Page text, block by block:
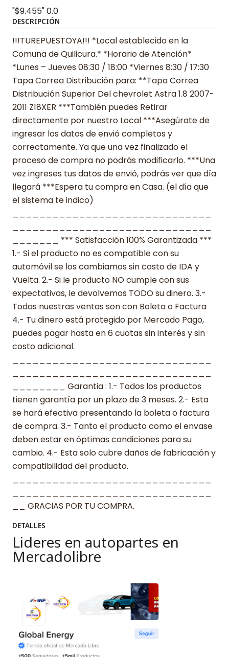
"$9.455"0.0
DESCRIPCIÓN
!!!TUREPUESTOYA!!! *Local establecido en la
Comuna de Quilicura.* *Horario de Atención*
*Lunes – Jueves 08:30 / 18:00 *Viernes 8:30 / 17:30
Tapa Correa Distribución para: **Tapa Correa
Distribución Superior Del chevrolet Astra 1.8 2007-
2011 Z18XER ***También puedes Retirar
directamente por nuestro Local ***Asegúrate de
ingresar los datos de envió completos y
correctamente. Ya que una vez finalizado el
proceso de compra no podrás modificarlo. ***Una
vez ingreses tus datos de envió, podrás ver que día
llegará ***Espera tu compra en Casa. (el día que
el sistema te indico)
_______ *** Satisfacción 100% Garantizada ***
1.- Si el producto no es compatible con su
automóvil se los cambiamos sin costo de IDA y
Vuelta. 2.- Si le producto NO cumple con sus
expectativas, le devolvemos TODO su dinero. 3.-
Todas nuestras ventas son con Boleta o Factura
4.- Tu dinero está protegido por Mercado Pago,
puedes pagar hasta en 6 cuotas sin interés y sin
costo adicional.
________ Garantia : 1.- Todos los productos
tienen garantía por un plazo de 3 meses. 2.- Esta
se hará efectiva presentando la boleta o factura
de compra. 3.- Tanto el producto como el envase
deben estar en óptimas condiciones para su
cambio. 4.- Esta solo cubre daños de fabricación y
compatibilidad del producto.
__ GRACIAS POR TU COMPRA.
DETALLES
Lideres en autopartes en
Mercadolibre